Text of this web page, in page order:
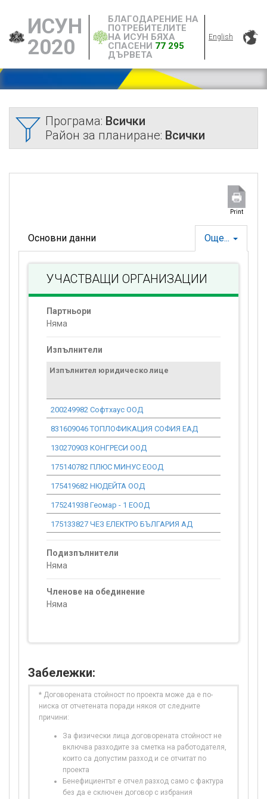
ИСУН
2020
БЛАГОДАРЕНИЕ НА
ПОТРЕБИТЕЛИТЕ
НА ИСУН БЯХА
СПАСЕНИ 77 295
ДЪРВЕТА
English
Програма: Всички
Район за планиране: Всички
Print
Още...
Основни данни
УЧАСТВАЩИ ОРГАНИЗАЦИИ
Партньори
Няма
Изпълнители
Изпълнител юридическо лице
200249982 Софтхаус ООД
831609046 ТОПЛОФИКАЦИЯ СОФИЯ ЕАД
130270903 КОНГРЕСИ ООД
175140782 ПЛЮС МИНУС ЕООД
175419682 НЮДЕЙТА ООД
175241938 Геомар - 1 ЕООД
175133827 ЧЕЗ ЕЛЕКТРО БЪЛГАРИЯ АД
Подизпълнители
Няма
Членове на обединение
Няма
Забележки:
* Договорената стойност по проекта може да е по-
ниска от отчетената поради някоя от следните
причини:
За физически лица договорената стойност не
включва разходите за сметка на работодателя,
които са допустим разход и се отчитат по
проекта
Бенефициентът е отчел разход само с фактура
без да е сключен договор с избрания